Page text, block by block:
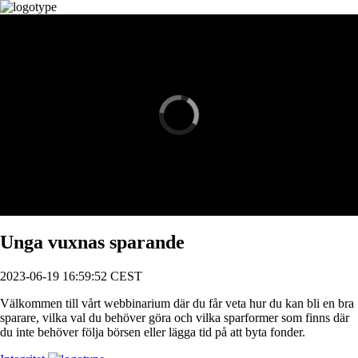
Videospelare
laddar.
Unga vuxnas sparande
2023-06-19 16:59:52 CEST
Välkommen till vårt webbinarium där du får veta hur du kan bli en bra
sparare, vilka val du behöver göra och vilka sparformer som finns där
du inte behöver följa börsen eller lägga tid på att byta fonder.